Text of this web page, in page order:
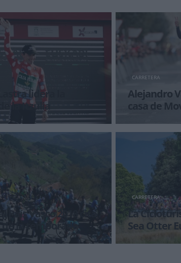
lidera la
la Itzulia
Lastra ya avisaba en
por la noche, en vísperas
CARRETERA
Alejandro
casa de
El murciano se
GP Miguel
colectivo de toda
País Vasco 2018 cita
de la temporada
Vasco ha conquistado a través
CARRETERA
La
Sea Otter
Si habéis